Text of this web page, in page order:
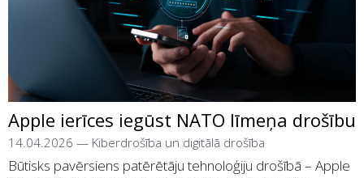
Apple ierīces iegūst NATO līmeņa drošību
14.04.2026 — Kiberdrošība un digitālā drošība
Būtisks pavērsiens patērētāju tehnoloģiju drošībā – Apple